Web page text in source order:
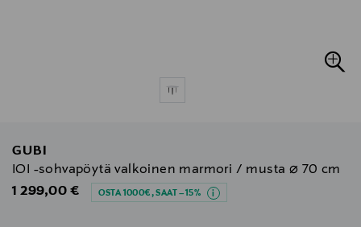
GUBI
IOI -sohvapöytä valkoinen marmori / musta ⌀ 70 cm
Original Price
1 299,00 € OSTA 1000€, SAAT –15%